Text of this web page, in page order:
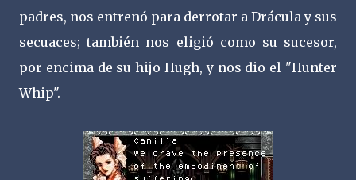
padres, nos entrenó para derrotar a Drácula y sus
secuaces; también nos eligió como su sucesor,
por encima de su hijo Hugh, y nos dio el "Hunter
Whip".